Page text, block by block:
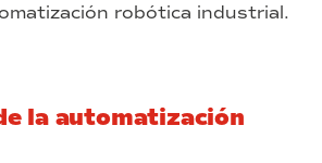
robótica industrial.
la automatización